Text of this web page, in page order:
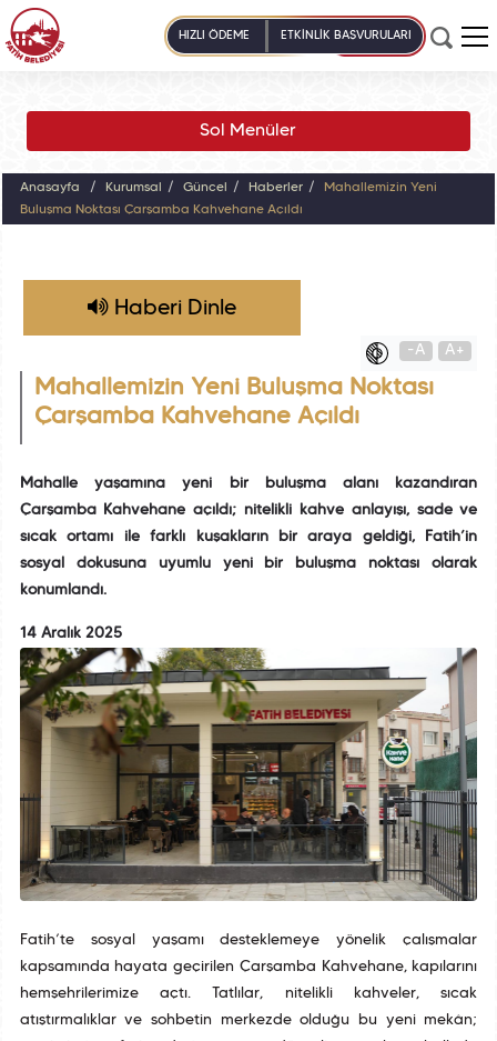
HIZLI ÖDEME ETKİNLİK BAŞVURULARI
Sol Menüler
Anasayfa Kurumsal Güncel Haberler
Mahallemizin Yeni
Buluşma Noktası Çarşamba Kahvehane Açıldı
Haberi Dinle
-A A+
Mahallemizin Yeni Buluşma Noktası
Çarşamba Kahvehane Açıldı
Mahalle yaşamına yeni bir buluşma alanı kazandıran
Çarşamba Kahvehane açıldı; nitelikli kahve anlayışı, sade ve
sıcak ortamı ile farklı kuşakların bir araya geldiği, Fatih’in
sosyal dokusuna uyumlu yeni bir buluşma noktası olarak
konumlandı.
14 Aralık 2025
Fatih’te sosyal yaşamı desteklemeye yönelik çalışmalar
kapsamında hayata geçirilen Çarşamba Kahvehane, kapılarını
hemşehrilerimize açtı. Tatlılar, nitelikli kahveler, sıcak
atıştırmalıklar ve sohbetin merkezde olduğu bu yeni mekân;